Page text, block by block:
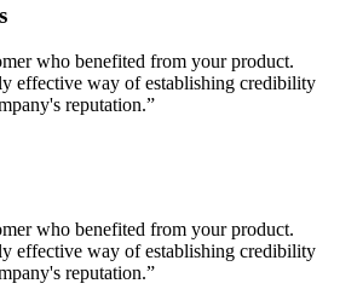
who benefited from your product.
effective way of establishing credibility
reputation.”
who benefited from your product.
effective way of establishing credibility
reputation.”